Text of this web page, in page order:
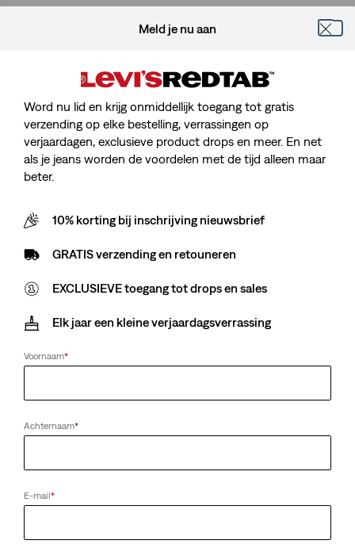
Meld je nu aan
Word nu lid en krijg onmiddellijk toegang tot gratis
verzending op elke bestelling, verrassingen op
verjaardagen, exclusieve product drops en meer. En net
als je jeans worden de voordelen met de tijd alleen maar
beter.
10% korting bij inschrijving nieuwsbrief
GRATIS verzending en retouneren
EXCLUSIEVE toegang tot drops en sales
Elk jaar een kleine verjaardagsverrassing
Voornaam*
Achternaam*
E-mail*